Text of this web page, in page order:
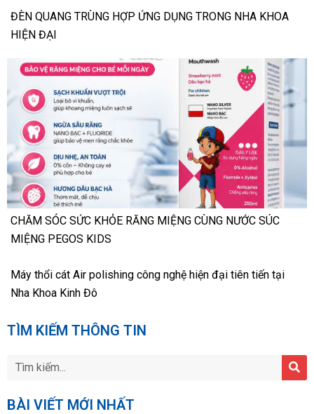
ĐÈN QUANG TRÙNG HỢP ỨNG DỤNG TRONG NHA KHOA
HIỆN ĐẠI
CHĂM SÓC SỨC KHỎE RĂNG MIỆNG CÙNG NƯỚC SÚC
MIỆNG PEGOS KIDS
Máy thổi cát Air polishing công nghệ hiện đại tiên tiến tại
Nha Khoa Kinh Đô
TÌM KIẾM THÔNG TIN
BÀI VIẾT MỚI NHẤT